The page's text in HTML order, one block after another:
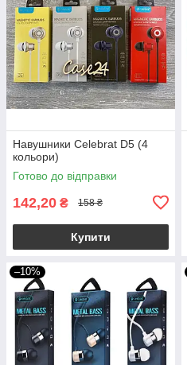
Навушники Celebrat D5 (4
кольори)
Готово до відправки
142,20 ₴ 158 ₴
Купити
–10%